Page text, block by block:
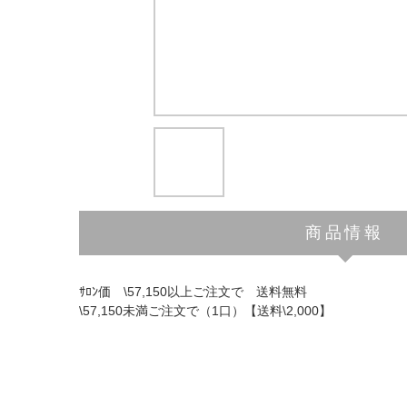
商品情報
ｻﾛﾝ価 \57,150以上ご注文で 送料無料
\57,150未満ご注文で（1口）【送料\2,000】